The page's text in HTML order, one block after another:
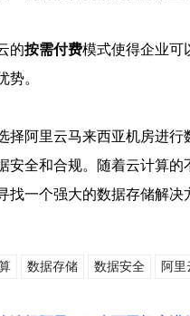
的按需付费模式使得企业可
势。
择阿里云马来西亚机房进
安全和合规。随着云计算的
找一个强大的数据存储解
数据存储 数据安全 阿里